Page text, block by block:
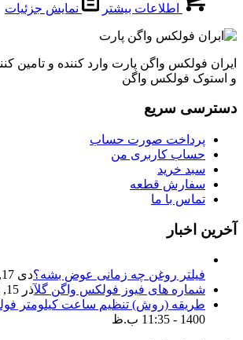
اطلاعات بیشتر نمایش جزئیات
ایران فولکس واگن پارت وارد کننده و تامین
و استوک فولکس واگن
دسترسی سریع
پرداخت صورت حساب
حساب کاربری من
سبد خرید
سفارش قطعه
تماس با ما
آخرین اخبار
فیلتر روغن چه زمانی عوض بشه؟دی 17, 1400 - 11:04 ب.ظ
شماره های فیوز فولکس واگن گلآذر 15, 1400 - 11:53 ب.ظ
طریقه (روش) تنظیم ساعت کیلومتر
1400 - 11:35 ب.ظ